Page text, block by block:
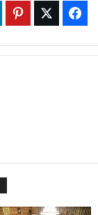
Facebook
Twitter